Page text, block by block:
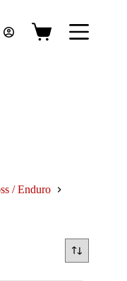
Panier
/ Enduro